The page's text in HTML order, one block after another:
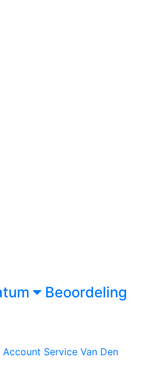
Beoordeling
Account Service Van Den